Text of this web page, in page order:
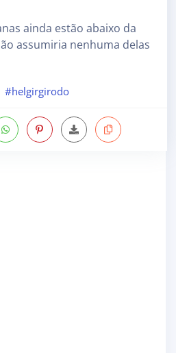
ainda estão abaixo da
assumiria nenhuma delas
#helgirgirodo